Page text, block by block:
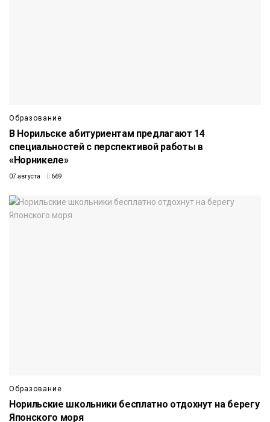
Образование
В Норильске абитуриентам предлагают 14
специальностей с перспективой работы в
«Норникеле»
07 августа 669
Образование
Норильские школьники бесплатно отдохнут на берегу
Японского моря